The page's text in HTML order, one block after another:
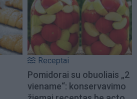
Receptai
Pomidorai su obuoliais „2
viename“: konservavimo